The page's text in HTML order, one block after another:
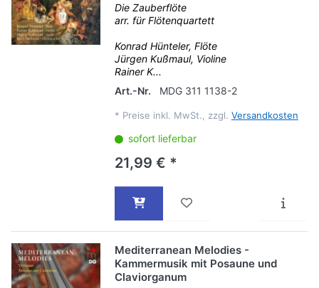
Die Zauberflöte
arr. für Flötenquartett
Konrad Hünteler, Flöte
Jürgen Kußmaul, Violine
Rainer K...
Art.-Nr.
MDG 311 1138-2
* Preise inkl. MwSt., zzgl. Versandkosten
sofort lieferbar
21,99 € *
Mediterranean Melodies -
Kammermusik mit Posaune und
Claviorganum